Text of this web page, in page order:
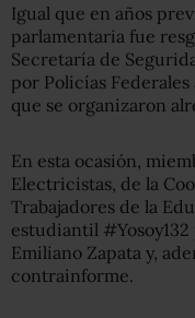
Igual que en años
parlamentaria fue
Secretaría de
por Policías
que se organizaron
En esta ocasión,
Electricistas, de la
Trabajadores de la
estudiantil
Emiliano Zapata y,
contrainforme.